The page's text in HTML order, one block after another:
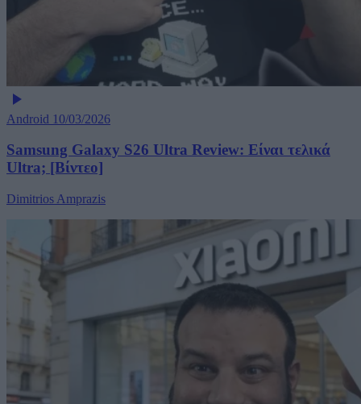
Android 10/03/2026
Samsung Galaxy S26 Ultra Review: Είναι τελικά
Ultra; [Βίντεο]
Dimitrios Amprazis